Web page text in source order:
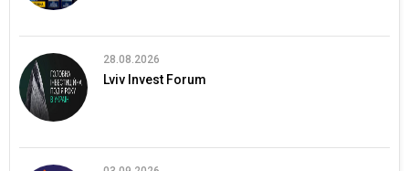
28.08.2026
Lviv Invest Forum